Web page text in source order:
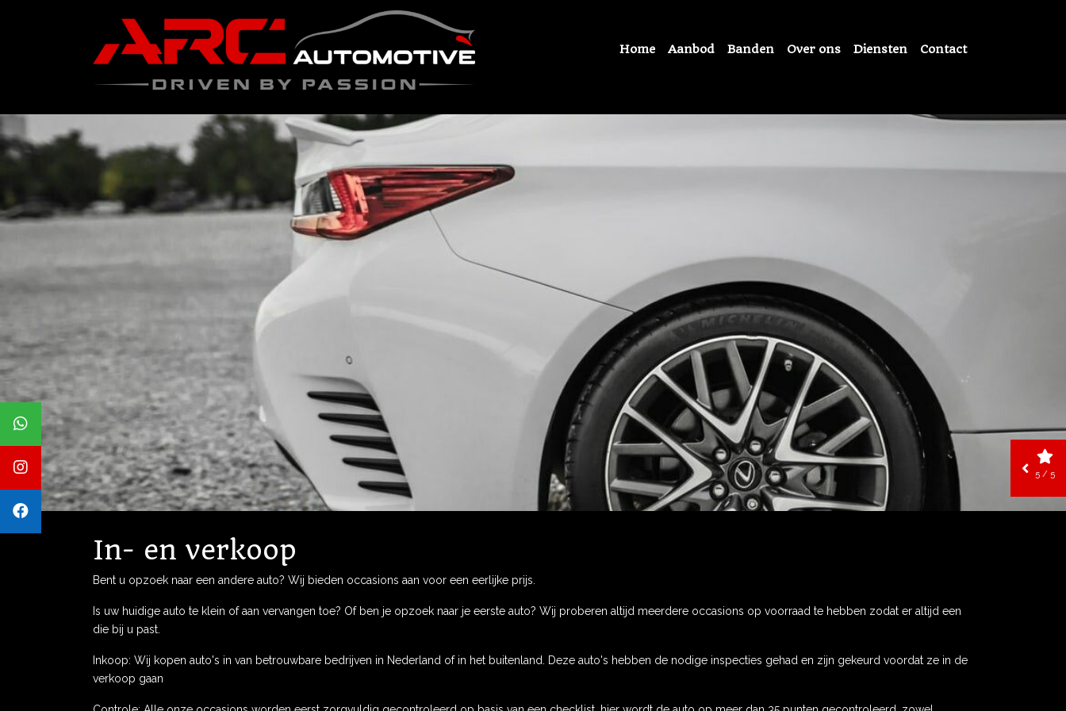
Home Aanbod Banden Over ons Diensten Contact
In- en verkoop
Bent u opzoek naar een andere auto? Wij bieden occasions aan voor een eerlijke prijs.
Is uw huidige auto te klein of aan vervangen toe? Of ben je opzoek naar je eerste auto? Wij proberen altijd meerdere occasions op voorraad te hebben zodat er altijd een
die bij u past.
Inkoop: Wij kopen auto's in van betrouwbare bedrijven in Nederland of in het buitenland. Deze auto's hebben de nodige inspecties gehad en zijn gekeurd voordat ze in de
verkoop gaan
5 / 5